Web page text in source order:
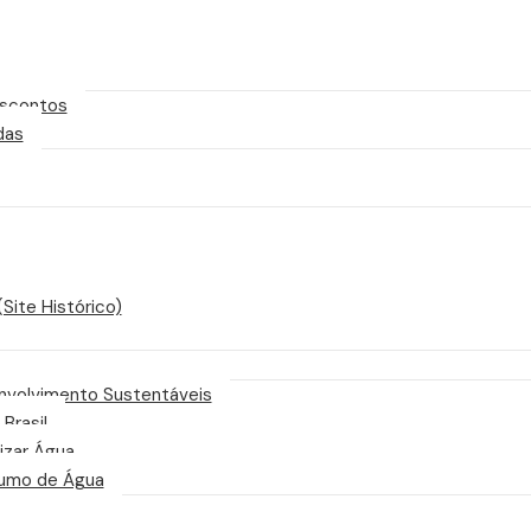
Histórico)
Sustentáveis
Água
de Água